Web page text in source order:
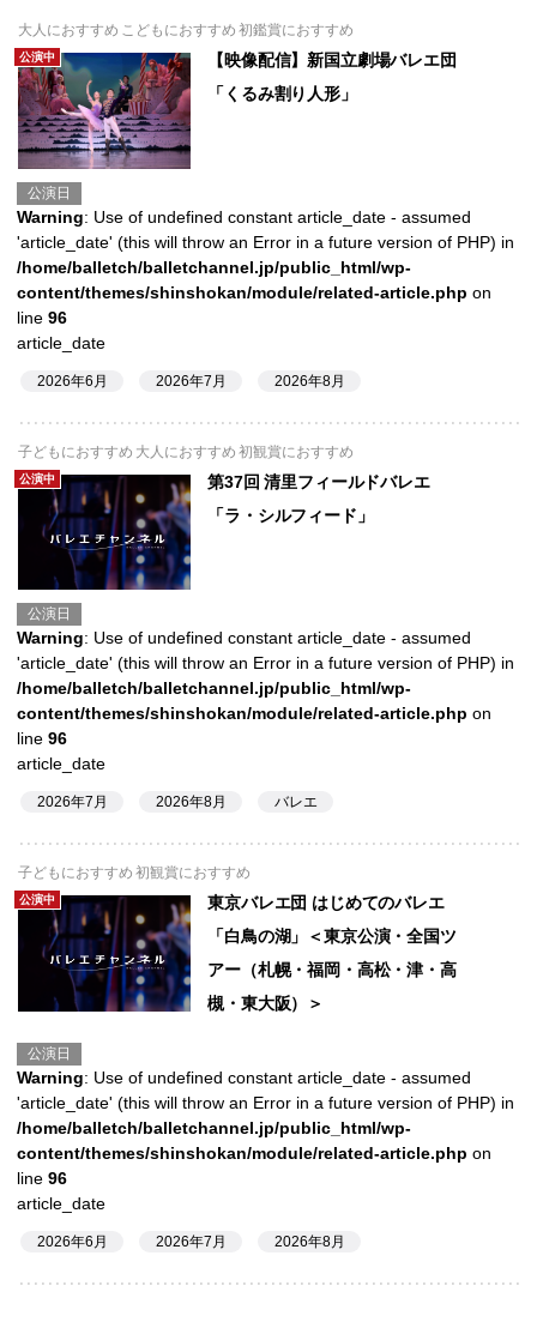
大人におすすめ こどもにおすすめ 初鑑賞におすすめ
公演中
【映像配信】新国立劇場バレエ団
「くるみ割り人形」
公演日
Warning: Use of undefined constant article_date - assumed
'article_date' (this will throw an Error in a future version of PHP) in
/home/balletch/balletchannel.jp/public_html/wp-
content/themes/shinshokan/module/related-article.php on
line 96
article_date
2026年6月 2026年7月 2026年8月
子どもにおすすめ 大人におすすめ 初観賞におすすめ
公演中
第37回 清里フィールドバレエ
「ラ・シルフィード」
公演日
Warning: Use of undefined constant article_date - assumed
'article_date' (this will throw an Error in a future version of PHP) in
/home/balletch/balletchannel.jp/public_html/wp-
content/themes/shinshokan/module/related-article.php on
line 96
article_date
2026年7月 2026年8月 バレエ
子どもにおすすめ 初観賞におすすめ
公演中
東京バレエ団 はじめてのバレエ
「白鳥の湖」＜東京公演・全国ツ
アー（札幌・福岡・高松・津・高
槻・東大阪）＞
公演日
Warning: Use of undefined constant article_date - assumed
'article_date' (this will throw an Error in a future version of PHP) in
/home/balletch/balletchannel.jp/public_html/wp-
content/themes/shinshokan/module/related-article.php on
line 96
article_date
2026年6月 2026年7月 2026年8月